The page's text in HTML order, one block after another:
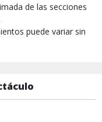
de las secciones
puede variar sin